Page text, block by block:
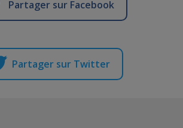
Partager sur Facebook
Partager sur Twitter